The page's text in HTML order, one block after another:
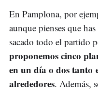
En Pamplona, por
aunque pienses que
sacado todo el partido
proponemos cinco
en un día o dos tanto
alrededores. Además,